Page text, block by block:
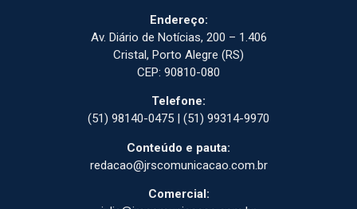
Endereço:
Av. Diário de Notícias, 200 – 1.406
Cristal, Porto Alegre (RS)
CEP: 90810-080
Telefone:
(51) 98140-0475 | (51) 99314-9970
Conteúdo e pauta:
redacao@jrscomunicacao.com.br
Comercial: